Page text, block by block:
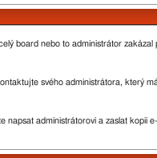
board nebo to administrátor
svého administrátora, který
administrátorovi a zaslat kopii